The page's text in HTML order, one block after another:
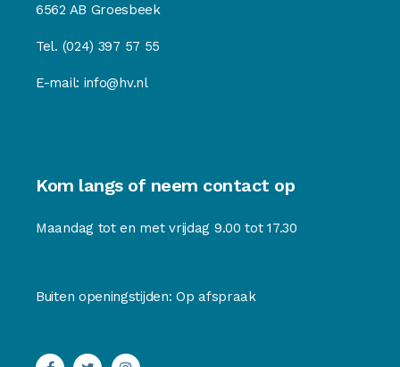
6562 AB Groesbeek
Tel. (024) 397 57 55
E-mail: info@hv.nl
Kom langs of neem contact op
Maandag tot en met vrijdag 9.00 tot 17.30
Buiten openingstijden: Op afspraak